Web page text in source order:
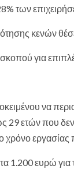
των
κενών
για
να
29 ετών που
1.200 ευρώ